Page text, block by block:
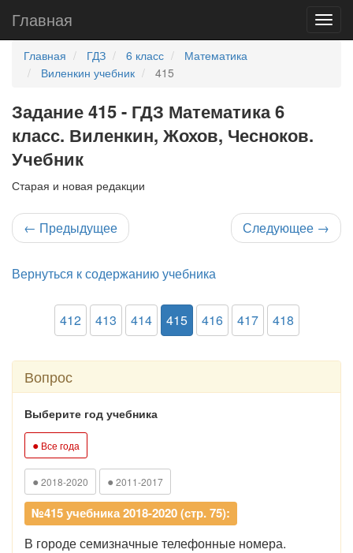
Главная
Главная ГДЗ 6 класс
Математика
Виленкин учебник
415
Задание 415 - ГДЗ Математика 6
класс. Виленкин, Жохов, Чесноков.
Учебник
Старая и новая редакции
← Предыдущее Следующее →
Вернуться к содержанию учебника
412 413 414 415 416 417 418
Вопрос
Выберите год учебника
● Все года
● 2018-2020 ● 2011-2017
№415 учебника 2018-2020 (стр. 75):
В городе семизначные телефонные номера.